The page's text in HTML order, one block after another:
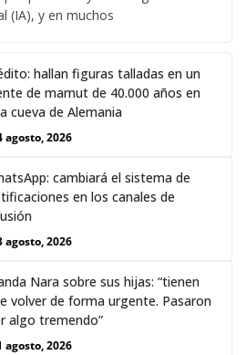
(IA), y en muchos
hallan figuras talladas en un
de mamut de 40.000 años en
cueva de Alemania
agosto, 2026
cambiará el sistema de
en los canales de
agosto, 2026
Nara sobre sus hijas: “tienen
volver de forma urgente. Pasaron
algo tremendo”
agosto, 2026